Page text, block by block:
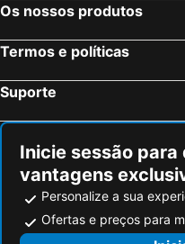
Os nossos produtos
Termos e políticas
Suporte
Inicie sessão
vantagens
Personalize a sua
Ofertas e preços para